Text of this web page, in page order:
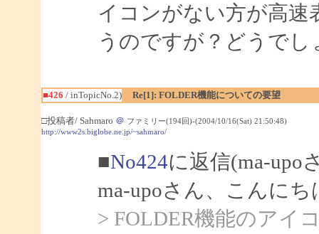
イコンがない方が高速
うのですが？どうでし
■426 / inTopicNo.2) Re[1]: FOLDER機能についての要望
□投稿者/ Sahmaro ＠ ファミリー(194回)-(2004/10/16(Sat) 21:50:48)
http://www2s.biglobe.ne.jp/~sahmaro/
■No424に返信(ma-upo
ma-upoさん、こんにち
> FOLDER機能のアイ